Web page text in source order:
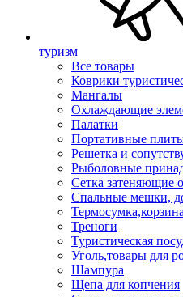
туризм
Все товары
Коврики
Мангалы
Охлаждающие
Палатки
Портативные
Решетка и
Рыболовные
Сетка затеняющие
Спальные мешки,
Треноги
Туристическая
Уголь,товары для
Шампура
Щепа для копчения